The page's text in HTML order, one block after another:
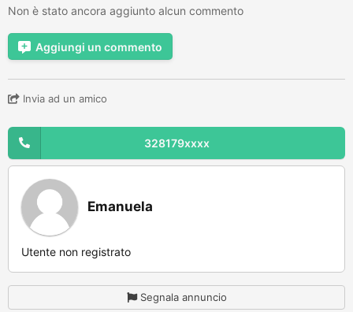
Non è stato ancora aggiunto alcun commento
Aggiungi un commento
Invia ad un amico
328179xxxx
Emanuela
Utente non registrato
Segnala annuncio